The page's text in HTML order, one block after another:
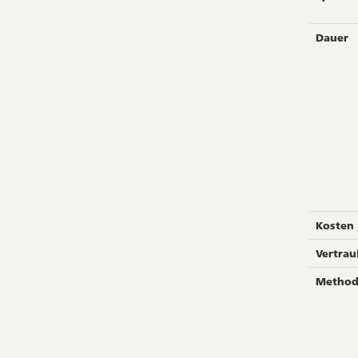
Dauer
Kosten